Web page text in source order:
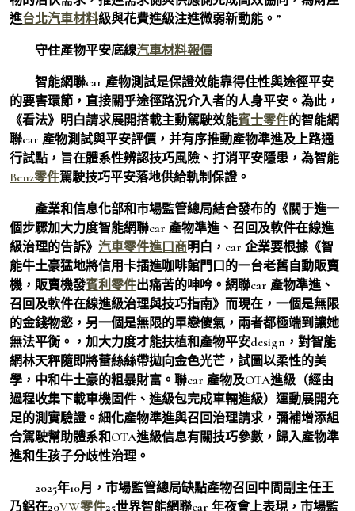
進台北汽車材料級與花費進級注進微弱新動能。”
守住產物平安底線汽車材料報價
智能網聯car 產物測試是保證效能靠得住性與途徑平安
的要害環節，直接關乎途徑路況介入者的人身平安。為此，
《看法》明白請求展開搭載主動駕駛效能賓士零件的智能網
聯car 產物測試與平安評價，并有序推動產物準進及上路通
行試點，旨在體系性辨認技巧風險、打消平安隱患，為智能
Benz零件駕駛技巧平安落地供給軌制保證。
產業和信息化部和市場監管總局結合發布的《關于進一
個步驟加大力度智能網聯car 產物準進、召回及軟件在線進
級治理的告訴》 汽車零件進口商明白，car 企業要根據《智
能牛土豪猛地將信用卡插進咖啡館門口的一台老舊自動販賣
機，販賣機發賓利零件出痛苦的呻吟。網聯car 產物準進、
召回及軟件在線進級治理與技巧指南》而現在，一個是無限
的金錢物慾，另一個是無限的單戀傻氣，兩者都極端到讓她
無法平衡。，加大力度才能扶植和產物平安design，對智能
網林天秤隨即將蕾絲絲帶拋向金色光芒，試圖以柔性的美
學，中和牛土豪的粗暴財富。聯car 產物及OTA進級（經由
過程收集下載車機固件、進級包完成車輛進級）運動展開充
足的測實驗證。細化產物準進與召回治理請求，彌補增添組
合駕駛幫助體系和OTA進級信息有關技巧參數，歸入產物準
進和生孩子分歧性治理。
2025年10月，市場監管總局缺點產物召回中間副主任王
乃鋁在20VW零件25世界智能網聯car 年夜會上表現，市場監